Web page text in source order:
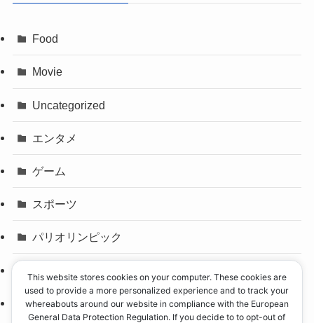
Food
Movie
Uncategorized
エンタメ
ゲーム
スポーツ
パリオリンピック
政治
This website stores cookies on your computer. These cookies are
used to provide a more personalized experience and to track your
whereabouts around our website in compliance with the European
General Data Protection Regulation. If you decide to to opt-out of